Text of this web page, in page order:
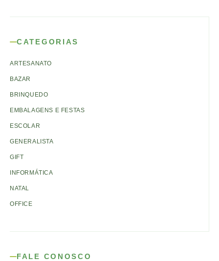
CATEGORIAS
ARTESANATO
BAZAR
BRINQUEDO
EMBALAGENS E FESTAS
ESCOLAR
GENERALISTA
GIFT
INFORMÁTICA
NATAL
OFFICE
FALE CONOSCO